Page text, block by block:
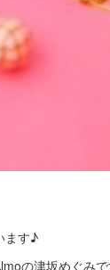
ます♪
の津坂めぐみで